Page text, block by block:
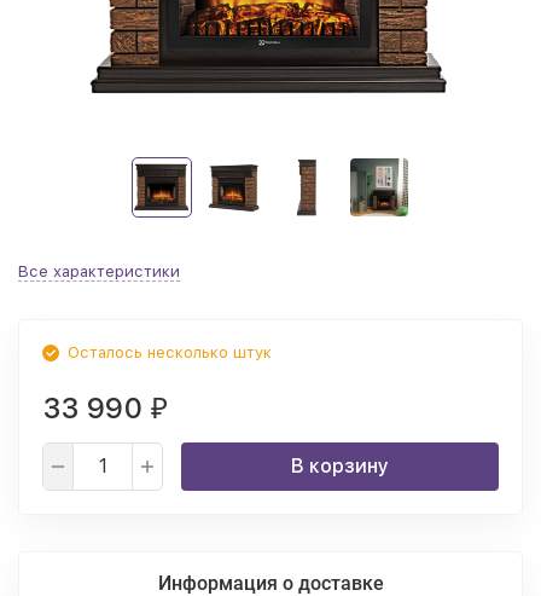
Все характеристики
Осталось несколько штук
33 990 ₽
В корзину
Информация о доставке